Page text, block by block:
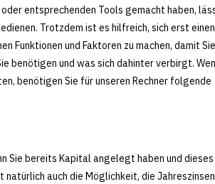
entsprechenden Tools gemacht haben,
Trotzdem ist es hilfreich, sich erst einen
Funktionen und Faktoren zu machen, damit Sie
benötigen und was sich dahinter verbirgt.
benötigen Sie für unseren Rechner folgende
Sie bereits Kapital angelegt haben und dieses
natürlich auch die Möglichkeit, die